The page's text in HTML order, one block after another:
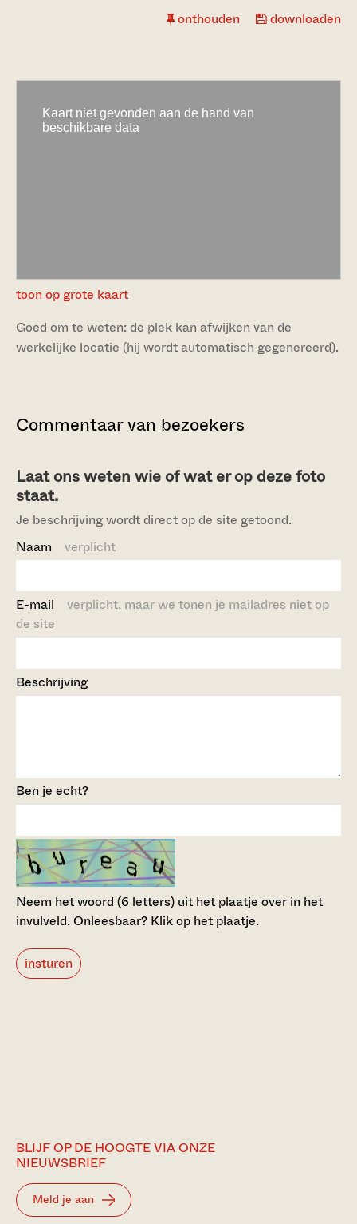
onthouden downloaden
toon op grote kaart
Goed om te weten: de plek kan afwijken van de
werkelijke locatie (hij wordt automatisch gegenereerd).
Commentaar van bezoekers
Laat ons weten wie of wat er op deze foto
staat.
Je beschrijving wordt direct op de site getoond.
Naam verplicht
E-mail verplicht, maar we tonen je mailadres niet op
de site
Beschrijving
Ben je echt?
Neem het woord (6 letters) uit het plaatje over in het
invulveld.Onleesbaar? Klik op het plaatje.
insturen
BLIJF OP DE HOOGTE VIA ONZE
NIEUWSBRIEF
Meld je aan